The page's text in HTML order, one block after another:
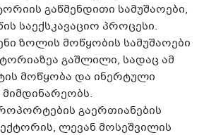
გაწმენდითი სამუშაოები,
საექსკავაციო პროცესი.
ზოლის მოწყობის სამუშაოები
გაშლილი, სადაც ამ
მოწყობა და ინერტული
მიმდინარეობს.
გაერთიანების
ლევან მოსეშვილის